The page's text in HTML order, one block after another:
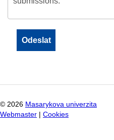
© 2026 Masarykova univerzita
Webmaster
Cookies